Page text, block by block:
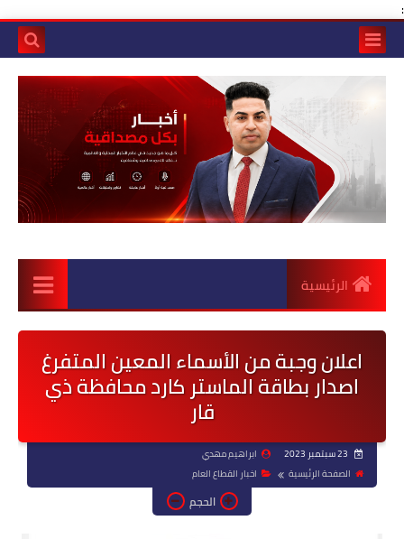
:
الرئيسية
اعلان وجبة من الأسماء المعين المتفرغ
اصدار بطاقة الماستر كارد محافظة ذي
قار
ابراهيم مهدي
الصفحة الرئيسية
اخبار القطاع العام
الحجم